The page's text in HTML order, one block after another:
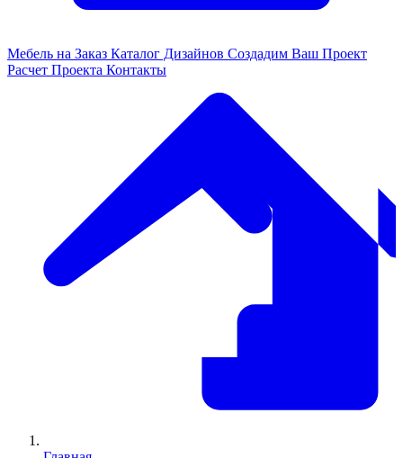
Мебель на Заказ Каталог Дизайнов Создадим Ваш Проект
Расчет Проекта Контакты